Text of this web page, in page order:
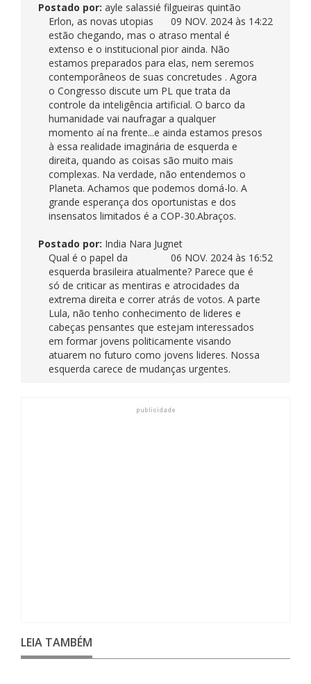
Postado por: ayle salassié filgueiras quintão
09 NOV. 2024 às 14:22
Erlon, as novas utopias
estão chegando, mas o atraso mental é
extenso e o institucional pior ainda. Não
estamos preparados para elas, nem seremos
contemporâneos de suas concretudes . Agora
o Congresso discute um PL que trata da
controle da inteligência artificial. O barco da
humanidade vai naufragar a qualquer
momento aí na frente...e ainda estamos presos
à essa realidade imaginária de esquerda e
direita, quando as coisas são muito mais
complexas. Na verdade, não entendemos o
Planeta. Achamos que podemos domá-lo. A
grande esperança dos oportunistas e dos
insensatos limitados é a COP-30.Abraços.
Postado por: India Nara Jugnet
06 NOV. 2024 às 16:52
Qual é o papel da
esquerda brasileira atualmente? Parece que é
só de criticar as mentiras e atrocidades da
extrema direita e correr atrás de votos. A parte
Lula, não tenho conhecimento de lideres e
cabeças pensantes que estejam interessados
em formar jovens politicamente visando
atuarem no futuro como jovens lideres. Nossa
esquerda carece de mudanças urgentes.
LEIA TAMBÉM